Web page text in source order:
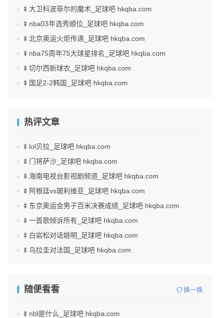
🍢大卫科波菲尔的魔术_足球吧 hkqba.com
🍢nba03年选秀顺位_足球吧 hkqba.com
🍢北京奥运火炬传递_足球吧 hkqba.com
🍢nba75周年75大球星排名_足球吧 hkqba.com
🍢切尔西新球衣_足球吧 hkqba.com
🍢国足2-2韩国_足球吧 hkqba.com
热评文章
🍢lol贝拉_足球吧 hkqba.com
🍢门将萨沙_足球吧 hkqba.com
🍢海南电视台影视剧频道_足球吧 hkqba.com
🍢阿根廷vs玻利维亚_足球吧 hkqba.com
🍢东京奥运会男子百米决赛成绩_足球吧 hkqba.com
🍢一首歌倾诉所有_足球吧 hkqba.com
🍢白岩松对话姚明_足球吧 hkqba.com
🍢乌拉圭对法国_足球吧 hkqba.com
随便看看 换一换
🍢nbl是什么_足球吧 hkqba.com